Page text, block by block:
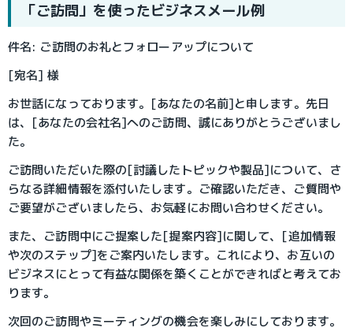
「ご訪問」を使ったビジネスメール例
件名: ご訪問のお礼とフォローアップについて
[宛名] 様
お世話になっております。[あなたの名前]と申します。先日
は、[あなたの会社名]へのご訪問、誠にありがとうございまし
た。
ご訪問いただいた際の[討議したトピックや製品]について、さ
らなる詳細情報を添付いたします。ご確認いただき、ご質問や
ご要望がございましたら、お気軽にお問い合わせください。
また、ご訪問中にご提案した[提案内容]に関して、[追加情報
や次のステップ]をご案内いたします。これにより、お互いの
ビジネスにとって有益な関係を築くことができればと考えてお
ります。
次回のご訪問やミーティングの機会を楽しみにしております。